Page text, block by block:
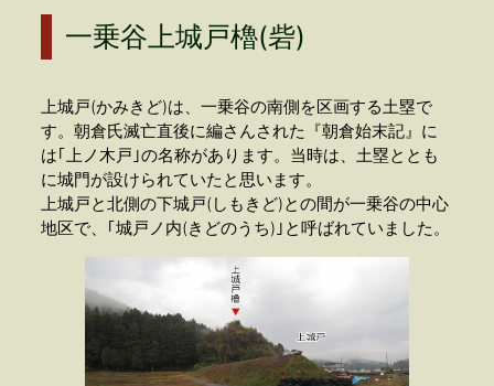
一乗谷上城戸櫓(砦)
上城戸(かみきど)は、一乗谷の南側を区画する土塁で
す。朝倉氏滅亡直後に編さんされた『朝倉始末記』に
は｢上ノ木戸｣の名称があります。当時は、土塁ととも
に城門が設けられていたと思います。
上城戸と北側の下城戸(しもきど)との間が一乗谷の中心
地区で、｢城戸ノ内(きどのうち)｣と呼ばれていました。